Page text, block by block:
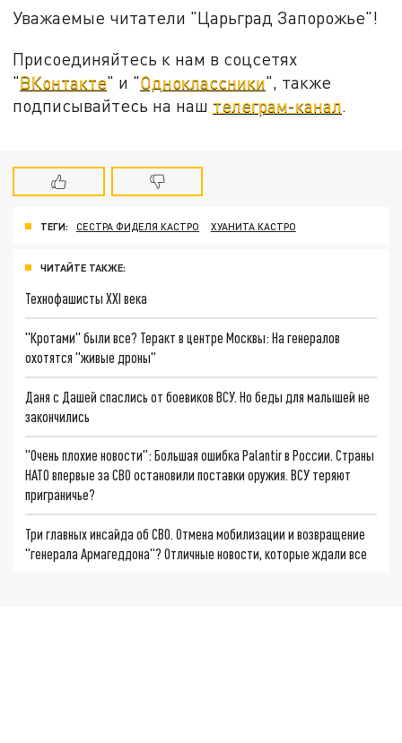
Уважаемые читатели "Царьград Запорожье"!
Присоединяйтесь к нам в соцсетях
"ВКонтакте" и "Одноклассники", также
подписывайтесь на наш телеграм-канал.
ТЕГИ: СЕСТРА ФИДЕЛЯ КАСТРО ХУАНИТА КАСТРО
ЧИТАЙТЕ ТАКЖЕ:
Технофашисты XXI века
"Кротами" были все? Теракт в центре Москвы: На генералов
охотятся "живые дроны"
Даня с Дашей спаслись от боевиков ВСУ. Но беды для малышей не
закончились
"Очень плохие новости": Большая ошибка Palantir в России. Страны
НАТО впервые за СВО остановили поставки оружия. ВСУ теряют
приграничье?
Три главных инсайда об СВО. Отмена мобилизации и возвращение
"генерала Армагеддона"? Отличные новости, которые ждали все